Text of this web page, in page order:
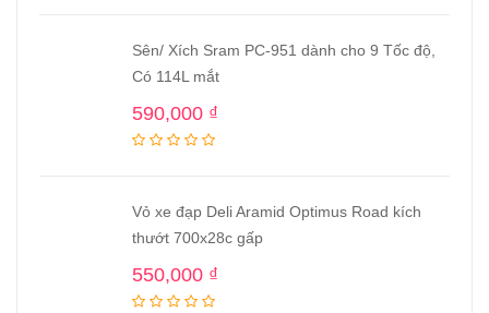
Sên/ Xích Sram PC-951 dành cho 9 Tốc độ,
Có 114L mắt
590,000 ₫
Vỏ xe đạp Deli Aramid Optimus Road kích
thướt 700x28c gấp
550,000 ₫